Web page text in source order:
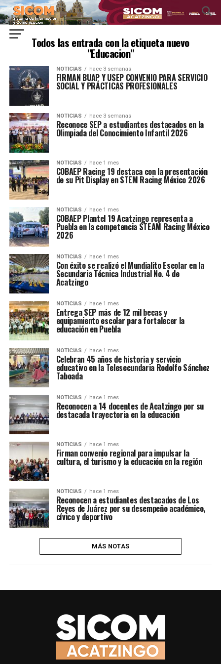
Todos las entrada con la etiqueta nuevo
"Educacion"
NOTICIAS hace 3 semanas
FIRMAN BUAP Y USEP CONVENIO PARA SERVICIO
SOCIAL Y PRÁCTICAS PROFESIONALES
NOTICIAS hace 3 semanas
Reconoce SEP a estudiantes destacados en la
Olimpiada del Conocimiento Infantil 2026
NOTICIAS hace 1 mes
COBAEP Racing 19 destaca con la presentación
de su Pit Display en STEM Racing México 2026
NOTICIAS hace 1 mes
COBAEP Plantel 19 Acatzingo representa a
Puebla en la competencia STEAM Racing México
2026
NOTICIAS hace 1 mes
Con éxito se realizó el Mundialito Escolar en la
Secundaria Técnica Industrial No. 4 de
Acatzingo
NOTICIAS hace 1 mes
Entrega SEP más de 12 mil becas y
equipamiento escolar para fortalecer la
educación en Puebla
NOTICIAS hace 1 mes
Celebran 45 años de historia y servicio
educativo en la Telesecundaria Rodolfo Sánchez
Taboada
NOTICIAS hace 1 mes
Reconocen a 14 docentes de Acatzingo por su
destacada trayectoria en la educación
NOTICIAS hace 1 mes
Firman convenio regional para impulsar la
cultura, el turismo y la educación en la región
NOTICIAS hace 1 mes
Reconocen a estudiantes destacados de Los
Reyes de Juárez por su desempeño académico,
cívico y deportivo
MÁS NOTAS